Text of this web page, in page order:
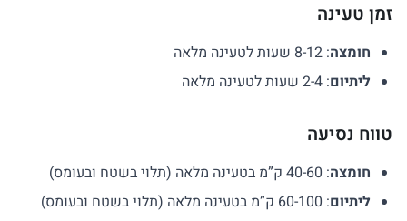
זמן טעינה
חומצה: 8-12 שעות לטעינה מלאה
ליתיום: 2-4 שעות לטעינה מלאה
טווח נסיעה
חומצה: 40-60 ק”מ בטעינה מלאה (תלוי בשטח ובעומס)
ליתיום: 60-100 ק”מ בטעינה מלאה (תלוי בשטח ובעומס)